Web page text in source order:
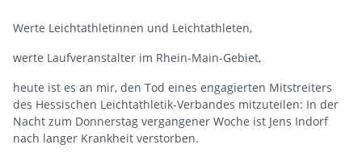
Werte Leichtathletinnen und Leichtathleten,
werte Laufveranstalter im Rhein-Main-Gebiet,
heute ist es an mir, den Tod eines engagierten Mitstreiters
des Hessischen Leichtathletik-Verbandes mitzuteilen: In der
Nacht zum Donnerstag vergangener Woche ist Jens Indorf
nach langer Krankheit verstorben.